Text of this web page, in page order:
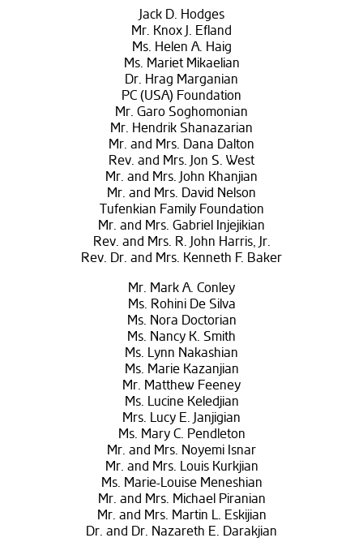
Jack D. Hodges
Mr. Knox J. Efland
Ms. Helen A. Haig
Ms. Mariet Mikaelian
Dr. Hrag Marganian
PC (USA) Foundation
Mr. Garo Soghomonian
Mr. Hendrik Shanazarian
Mr. and Mrs. Dana Dalton
Rev. and Mrs. Jon S. West
Mr. and Mrs. John Khanjian
Mr. and Mrs. David Nelson
Tufenkian Family Foundation
Mr. and Mrs. Gabriel Injejikian
Rev. and Mrs. R. John Harris, Jr.
Rev. Dr. and Mrs. Kenneth F. Baker
Mr. Mark A. Conley
Ms. Rohini De Silva
Ms. Nora Doctorian
Ms. Nancy K. Smith
Ms. Lynn Nakashian
Ms. Marie Kazanjian
Mr. Matthew Feeney
Ms. Lucine Keledjian
Mrs. Lucy E. Janjigian
Ms. Mary C. Pendleton
Mr. and Mrs. Noyemi Isnar
Mr. and Mrs. Louis Kurkjian
Ms. Marie-Louise Meneshian
Mr. and Mrs. Michael Piranian
Mr. and Mrs. Martin L. Eskijian
Dr. and Dr. Nazareth E. Darakjian